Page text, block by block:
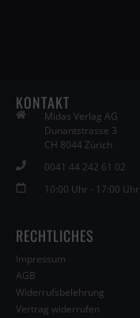
KONTAKT
Midas Verlag AG
Dunantstrasse 3
CH 8044 Zürich
0041 44 242 61 02
10:00 Uhr - 17:00 Uhr
RECHTLICHES
Impressum
AGB
Widerrufsbelehrung
Vertrag widerrufen